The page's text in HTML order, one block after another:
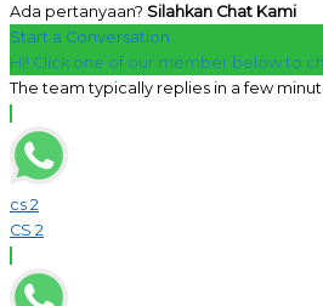
Ada pertanyaan? Silahkan Chat Kami
Start a Conversation
Hi! Click one of our member below to
The team typically replies in a few
cs 2
CS 2